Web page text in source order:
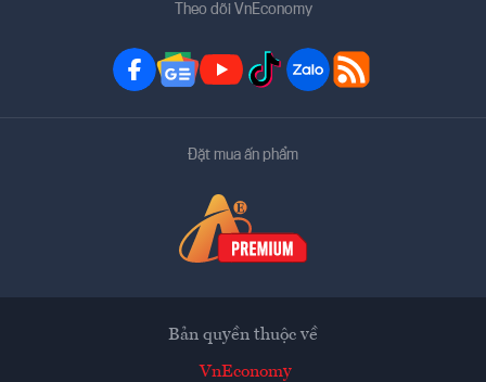
Theo dõi VnEconomy
Đặt mua ấn phẩm
Bản quyền thuộc về
VnEconomy